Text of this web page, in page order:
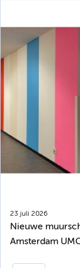
23 juli 2026
Nieuwe
Amsterdam